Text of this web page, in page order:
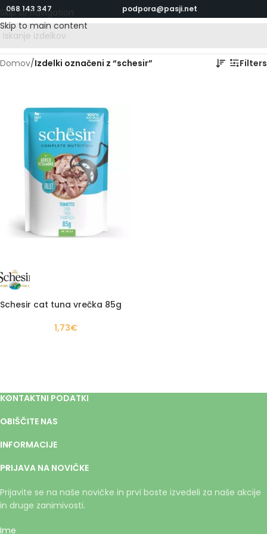
Skip to navigation
Skip to main content
068 143 347 podpora@pasji.net
Domov/Izdelki označeni z “schesir” Filters
Schesir cat tuna vrečka 85g
1,73€
KONTAKTNI PODATKI
OBIŠČITE NAS
INFORMACIJE
PRIJAVA NA NOVIČKE
Prijavite se na naše novičke in prvi boste izvedeli za naše akcije
in druge zanimivosti.
Ime